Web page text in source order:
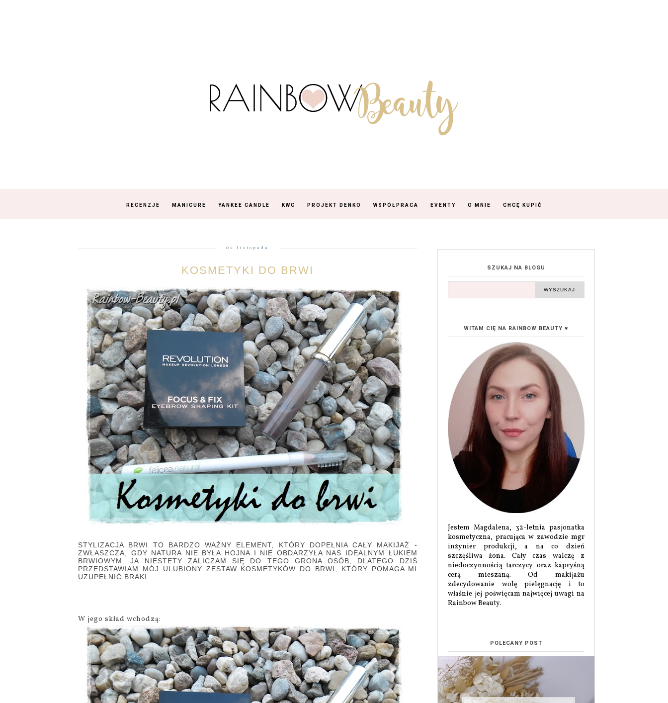
RECENZJE MANICURE YANKEE CANDLE KWC PROJEKT DENKO WSPÓŁPRACA EVENTY O MNIE CHCĘ KUPIĆ
02 listopada
KOSMETYKI DO BRWI
STYLIZACJA BRWI TO BARDZO WAŻNY ELEMENT, KTÓRY DOPEŁNIA CAŁY MAKIJAŻ -
ZWŁASZCZA, GDY NATURA NIE BYŁA HOJNA I NIE OBDARZYŁA NAS IDEALNYM ŁUKIEM
BRWIOWYM. JA NIESTETY ZALICZAM SIĘ DO TEGO GRONA OSÓB, DLATEGO DZIŚ
PRZEDSTAWIAM MÓJ ULUBIONY ZESTAW KOSMETYKÓW DO BRWI, KTÓRY POMAGA MI
UZUPEŁNIĆ BRAKI.
W jego skład wchodzą:
SZUKAJ NA BLOGU
WITAM CIĘ NA RAINBOW BEAUTY ♥
Jestem Magdalena, 32-letnia pasjonatka
kosmetyczna, pracująca w zawodzie mgr
inżynier produkcji, a na co dzień
szczęśliwa żona. Cały czas walczę z
niedoczynnością tarczycy oraz kapryśną
cerą mieszaną. Od makijażu
zdecydowanie wolę pielęgnację i to
właśnie jej poświęcam najwięcej uwagi na
Rainbow Beauty.
POLECANY POST